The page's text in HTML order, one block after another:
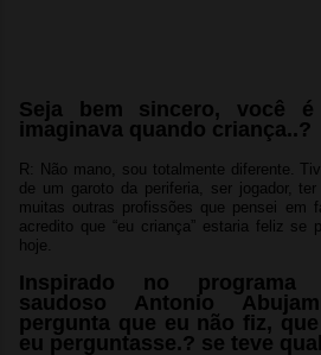
Seja bem sincero, você
imaginava quando criança..?
R: Não mano, sou totalmente diferente.
de um garoto da periferia, ser jogador,
muitas outras profissões que pensei em
acredito que “eu criança” estaria feliz se
hoje.
Inspirado no programa
saudoso Antonio
pergunta que eu não fiz,
eu perguntasse.? se teve